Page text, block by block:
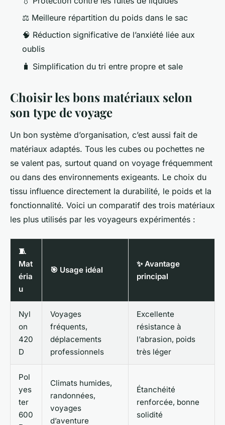
⚖️ Meilleure répartition du poids dans le sac
🧠 Réduction significative de l’anxiété liée aux
oublis
🧳 Simplification du tri entre propre et sale
Choisir les bons matériaux selon
son type de voyage
Un bon système d’organisation, c’est aussi fait de
matériaux adaptés. Tous les cubes ou pochettes ne
se valent pas, surtout quand on voyage fréquemment
ou dans des environnements exigeants. Le choix du
tissu influence directement la durabilité, le poids et la
fonctionnalité. Voici un comparatif des trois matériaux
les plus utilisés par les voyageurs expérimentés :
🧵
Mat
éria
u
🎯 Usage idéal
✨ Avantage
principal
Nyl
on
420
D
Voyages
fréquents,
déplacements
professionnels
Excellente
résistance à
l’abrasion, poids
très léger
Pol
yes
ter
600
Climats humides,
randonnées,
voyages
d’aventure
Étanchéité
renforcée, bonne
solidité